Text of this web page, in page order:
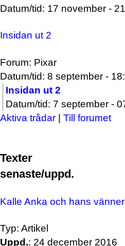
Datum/tid: 17 november -
Insidan ut 2
Forum: Pixar
Datum/tid: 8 september -
Insidan ut 2
Datum/tid: 7 september -
Aktiva trådar | Till forumet
Texter
senaste/uppd.
Kalle Anka och hans
Typ: Artikel
Uppd.: 24 december 2016